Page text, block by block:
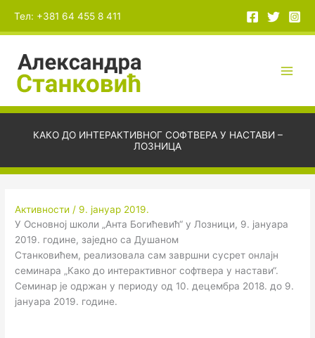
садржај
Тел: +381 64 455 8 411
КАКО ДО ИНТЕРАКТИВНОГ СОФТВЕРА У НАСТАВИ –
ЛОЗНИЦА
Активности / 9. јануар 2019.
У Основној школи „Aнта Богићевић“ у Лозници, 9. јануара
2019. године, заједно са Душаном
Станковићем, реализовала сам завршни сусрет онлајн
семинара „Како до интерактивног софтвера у настави“.
Семинар је одржан у периоду од 10. децембра 2018. до 9.
јануара 2019. године.
и
в